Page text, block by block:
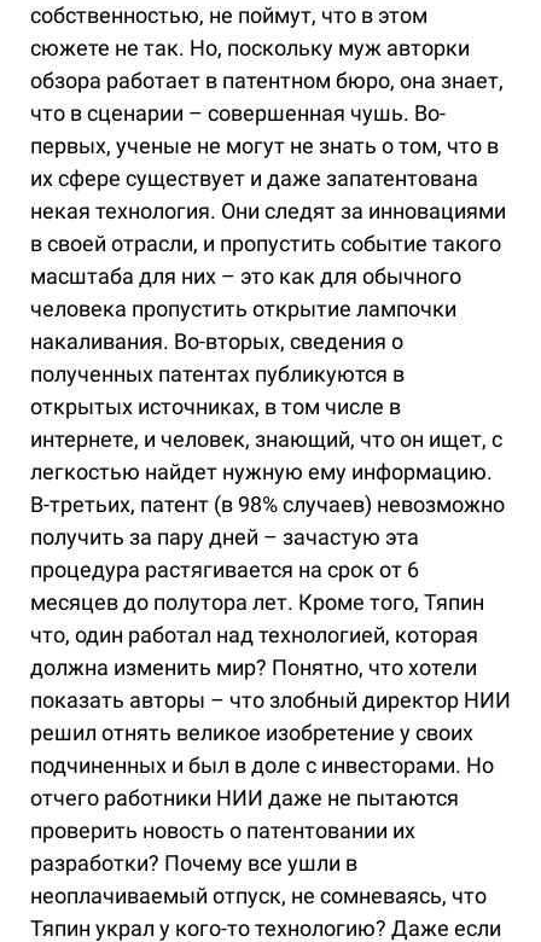
собственностью, не поймут, что в этом
сюжете не так. Но, поскольку муж авторки
обзора работает в патентном бюро, она знает,
что в сценарии – совершенная чушь. Во-
первых, ученые не могут не знать о том, что в
их сфере существует и даже запатентована
некая технология. Они следят за инновациями
в своей отрасли, и пропустить событие такого
масштаба для них – это как для обычного
человека пропустить открытие лампочки
накаливания. Во-вторых, сведения о
полученных патентах публикуются в
открытых источниках, в том числе в
интернете, и человек, знающий, что он ищет, с
легкостью найдет нужную ему информацию.
В-третьих, патент (в 98% случаев) невозможно
получить за пару дней – зачастую эта
процедура растягивается на срок от 6
месяцев до полутора лет. Кроме того, Тяпин
что, один работал над технологией, которая
должна изменить мир? Понятно, что хотели
показать авторы – что злобный директор НИИ
решил отнять великое изобретение у своих
подчиненных и был в доле с инвесторами. Но
отчего работники НИИ даже не пытаются
проверить новость о патентовании их
разработки? Почему все ушли в
неоплачиваемый отпуск, не сомневаясь, что
Тяпин украл у кого-то технологию? Даже если